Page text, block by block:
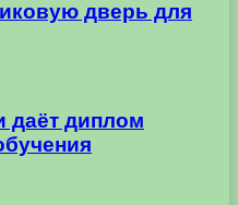
дверь для
даёт диплом